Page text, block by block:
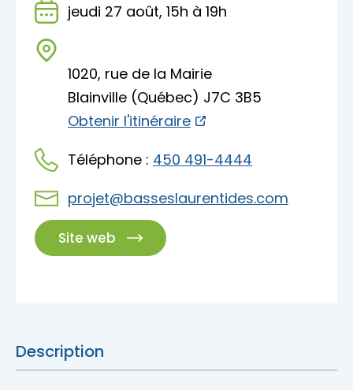
jeudi 27 août, 15h à 19h
1020, rue de la Mairie
Blainville (Québec) J7C 3B5
Obtenir l'itinéraire
Téléphone : 450 491-4444
projet@basseslaurentides.com
Site web
Description